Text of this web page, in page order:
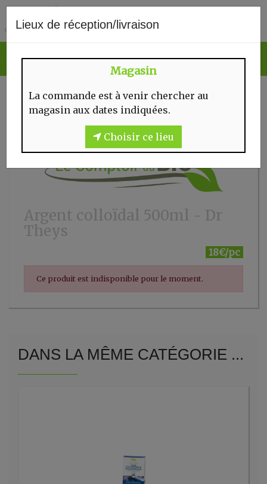
Lieux de réception/livraison
Magasin
La commande est à venir chercher au
magasin aux dates indiquées.
Choisir ce lieu
Argent colloïdal 500ml - Dr
Theys
18€/pc
Ce produit est indisponible pour le moment.
DANS LA MÊME CATÉGORIE ...